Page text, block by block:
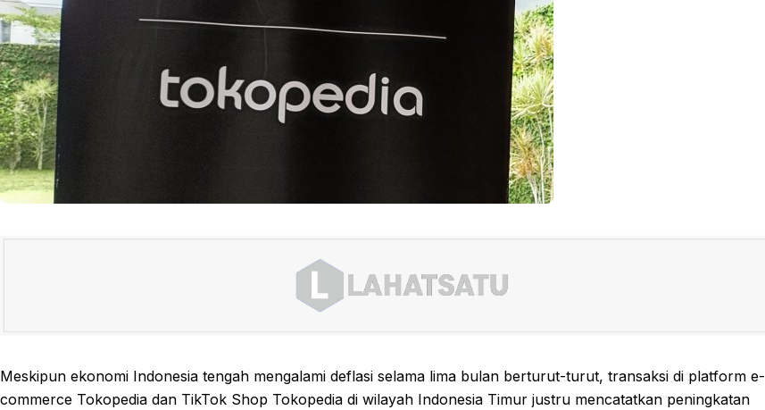
Meskipun ekonomi Indonesia tengah mengalami deflasi selama lima bulan berturut-turut, transaksi di platform e-
commerce Tokopedia dan TikTok Shop Tokopedia di wilayah Indonesia Timur justru mencatatkan peningkatan